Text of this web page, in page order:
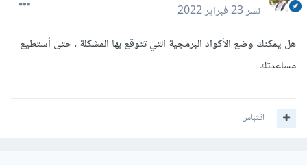
نشر23 فبراير 2022
هل يمكنك وضع الأكواد البرمجية التي تتوقع بها المشكلة ، حتى أستطيع
مساعدتك
اقتباس